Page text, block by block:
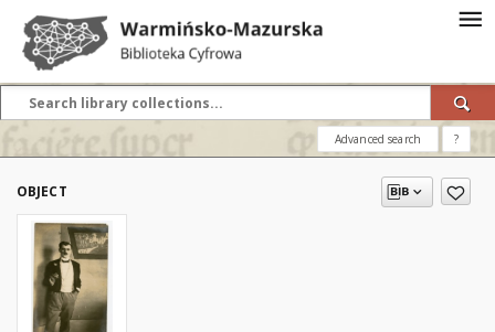
Advanced search ?
OBJECT